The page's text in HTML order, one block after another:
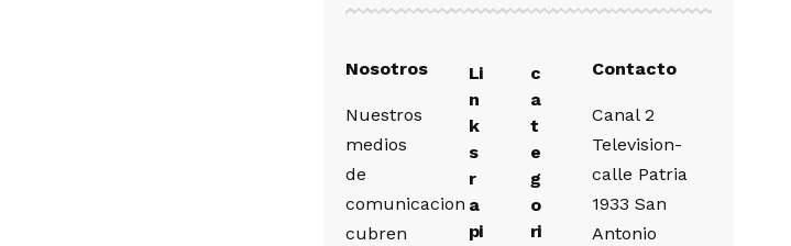
Nosotros
Nuestros
medios
de
comunicacion
cubren
Li
n
k
s
r
a
pi
c
a
t
e
g
o
ri
Contacto
Canal 2
Television-
calle Patria
1933 San
Antonio